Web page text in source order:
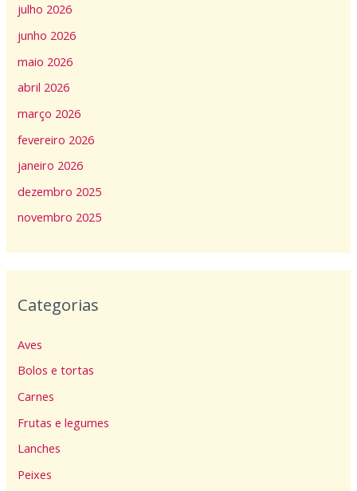
julho 2026
junho 2026
maio 2026
abril 2026
março 2026
fevereiro 2026
janeiro 2026
dezembro 2025
novembro 2025
Categorias
Aves
Bolos e tortas
Carnes
Frutas e legumes
Lanches
Peixes